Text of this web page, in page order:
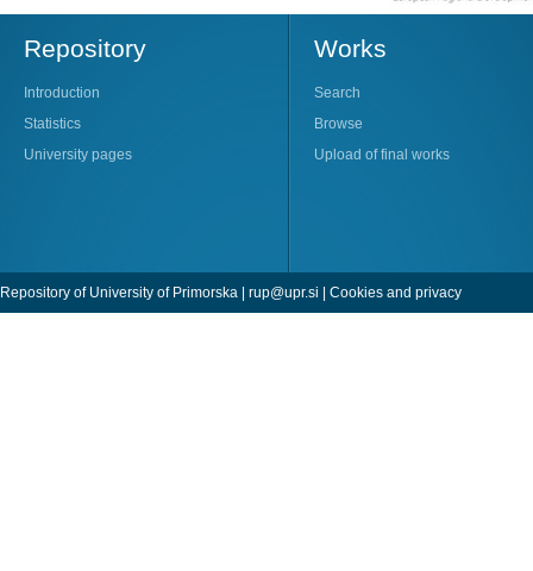
Repository
Introduction
Statistics
University pages
Works
Search
Browse
Upload of final works
Repository of University of Primorska | rup@upr.si | Cookies and privacy